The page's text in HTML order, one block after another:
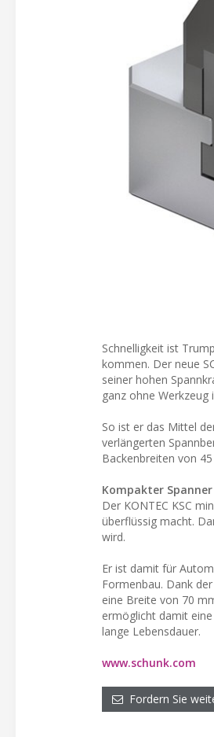
Schnelligkeit ist
kommen. Der neue
seiner hohen
ganz ohne
So ist er das Mittel
verlängerten
Backenbreiten von
Kompakter
Der KONTEC KSC
überflüssig macht.
wird.
Er ist damit für
Formenbau. Dank
eine Breite von 70
ermöglicht damit
lange Lebensdauer.
www.schunk.com
Fordern Sie